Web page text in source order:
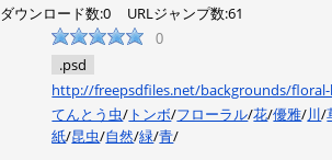
ダウンロード数:0
URLジャンプ数:61
0
.psd
http://freepsdfiles.net/backgrounds/
てんとう虫/ トンボ/フローラル/花/優雅/川/
紙/昆虫/自然/緑/青/